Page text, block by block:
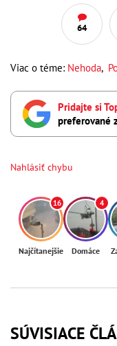
64
Viac o téme: Nehoda,
Pridajte si
preferované
Nahlásiť chybu
16
Najčítanejšie
4
Domáce
SÚVISIACE